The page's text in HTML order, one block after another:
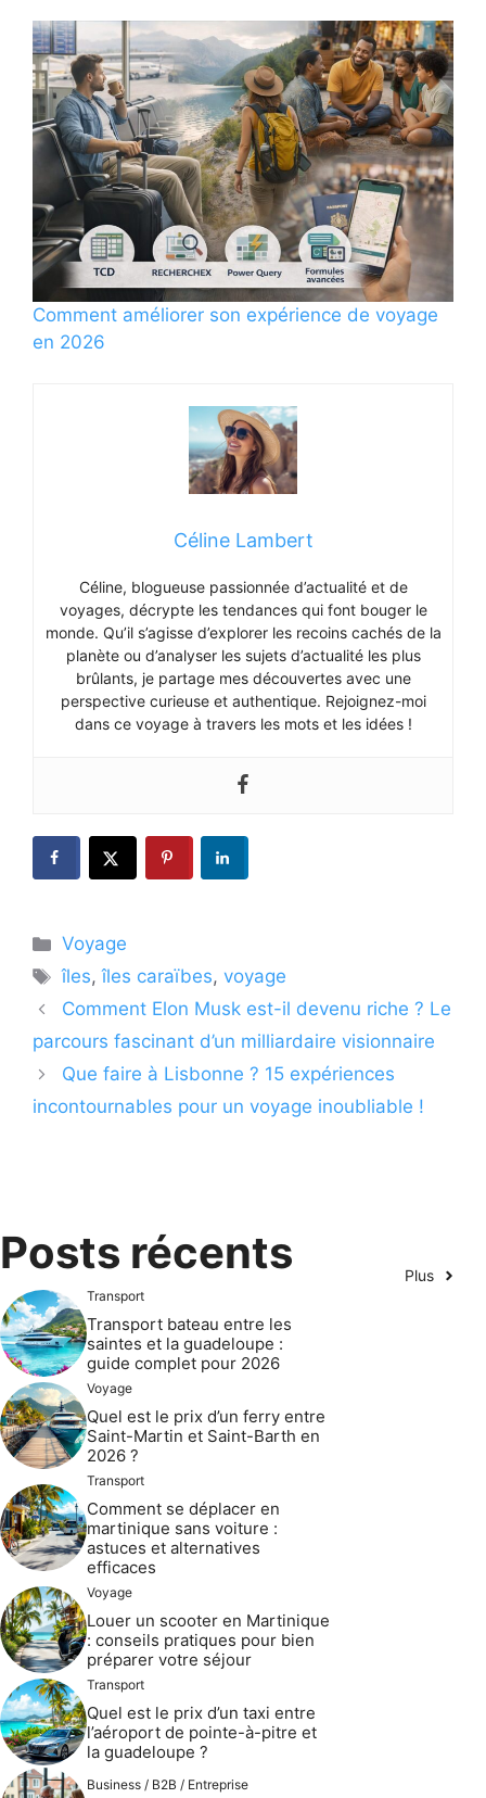
Comment améliorer son expérience de voyage
en 2026
Céline Lambert
Céline, blogueuse passionnée d’actualité et de
voyages, décrypte les tendances qui font bouger le
monde. Qu’il s’agisse d’explorer les recoins cachés de la
planète ou d’analyser les sujets d’actualité les plus
brûlants, je partage mes découvertes avec une
perspective curieuse et authentique. Rejoignez-moi
dans ce voyage à travers les mots et les idées !
Catégories
Voyage
Étiquettes
îles,îles caraïbes,voyage
Comment Elon Musk est-il devenu riche ? Le
parcours fascinant d’un milliardaire visionnaire
Que faire à Lisbonne ? 15 expériences
incontournables pour un voyage inoubliable !
Posts récents Plus
Transport
Transport bateau entre les
saintes et la guadeloupe :
guide complet pour 2026
Voyage
Quel est le prix d’un ferry entre
Saint-Martin et Saint-Barth en
2026 ?
Transport
Comment se déplacer en
martinique sans voiture :
astuces et alternatives
efficaces
Voyage
Louer un scooter en Martinique
: conseils pratiques pour bien
préparer votre séjour
Transport
Quel est le prix d’un taxi entre
l’aéroport de pointe-à-pitre et
la guadeloupe ?
Business / B2B / Entreprise